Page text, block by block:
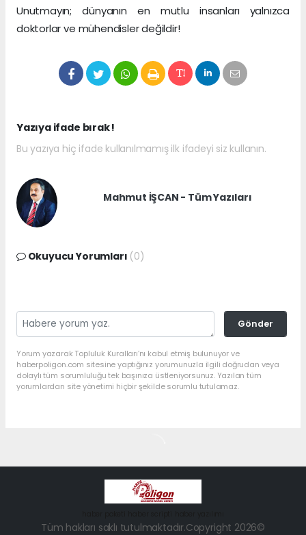
Unutmayın; dünyanın en mutlu insanları yalnızca
doktorlar ve mühendisler değildir!
Yazıya ifade bırak !
Bu yazıya hiç ifade kullanılmamış ilk ifadeyi siz kullanın.
Mahmut İŞCAN - Tüm Yazıları
Okuyucu Yorumları (0)
Gönder
Yorum yazarak Topluluk Kuralları’nı kabul etmiş bulunuyor ve
haberpoligon.com sitesine yaptığınız yorumunuzla ilgili doğrudan veya
dolaylı tüm sorumluluğu tek başınıza üstleniyorsunuz. Yazılan tüm
yorumlardan site yönetimi hiçbir şekilde sorumlu tutulamaz.
Tüm hakları saklı tutulmaktadır.Copyright 2026©